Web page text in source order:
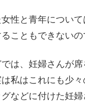
性と青年につい
こともできないの
は、妊婦さんが
私はこれにも少
などに付けた妊